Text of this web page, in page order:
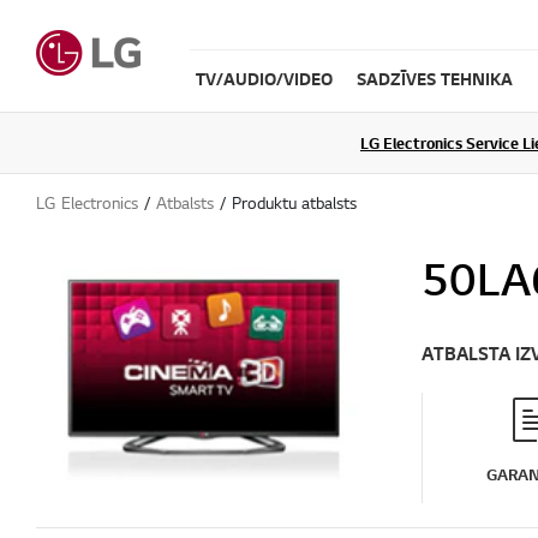
TV/AUDIO/VIDEO SADZĪVES TEHNIKA
LG Electronics Service
LG Electronics Atbalsts Produktu atbalsts
ATBALSTA